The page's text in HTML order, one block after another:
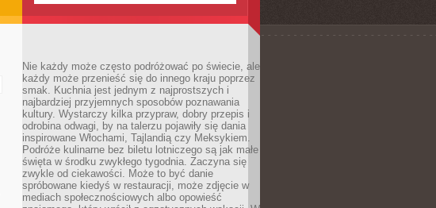
Nie każdy może często podróżować po świecie, ale
każdy może przenieść się do innego kraju poprzez
smak. Kuchnia jest jednym z najprostszych i
najbardziej przyjemnych sposobów poznawania
kultury. Wystarczy kilka przypraw, dobry przepis i
odrobina odwagi, by na talerzu pojawiły się dania
inspirowane Włochami, Tajlandią czy Meksykiem.
Podróże kulinarne bez biletu lotniczego są jak małe
święta w środku zwykłego tygodnia. Zaczyna się
zwykle od ciekawości. Może to być danie
spróbowane kiedyś w restauracji, może zdjęcie w
mediach społecznościowych albo opowieść